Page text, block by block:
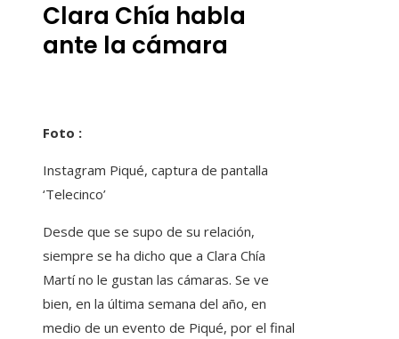
Clara Chía habla
ante la cámara
Foto :
Instagram Piqué, captura de pantalla
‘Telecinco’
Desde que se supo de su relación,
siempre se ha dicho que a Clara Chía
Martí no le gustan las cámaras. Se ve
bien, en la última semana del año, en
medio de un evento de Piqué, por el final